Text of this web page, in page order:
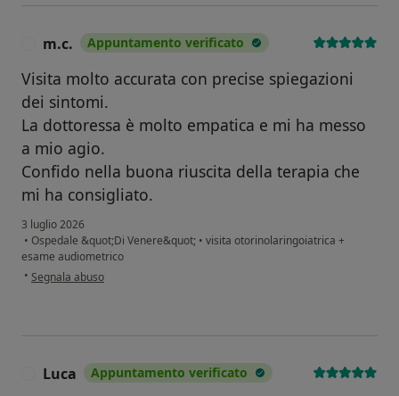
m.c. Appuntamento verificato
Visita molto accurata con precise spiegazioni
dei sintomi.
La dottoressa è molto empatica e mi ha messo
a mio agio.
Confido nella buona riuscita della terapia che
mi ha consigliato.
3 luglio 2026
• Ospedale &quot;Di Venere&quot; • visita otorinolaringoiatrica +
esame audiometrico
• secondo l'opinione dell'utente m.c.
Segnala abuso
Luca Appuntamento verificato